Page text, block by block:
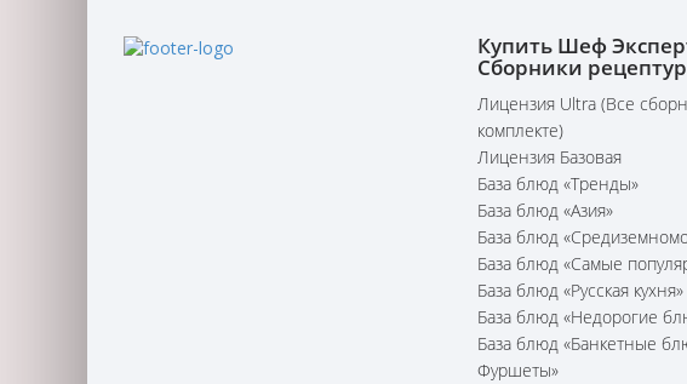
Купить Шеф
Сборники
Лицензия Ultra (Все
комплекте)
Лицензия Базовая
База блюд «Тренды»
База блюд «Азия»
База блюд
База блюд «Самые
База блюд «Русская кухня»
База блюд «Недорогие
База блюд «Банкетные
Фуршеты»